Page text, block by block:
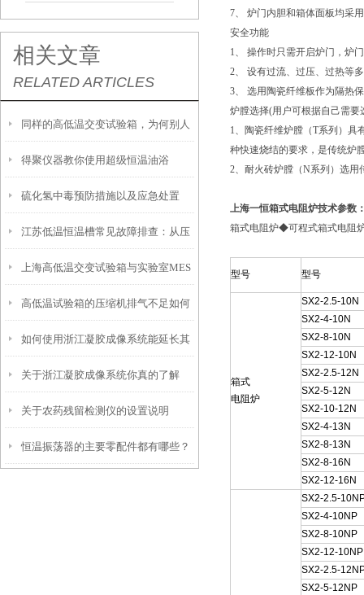
相关文章
RELATED ARTICLES
同样的高低温交变试验箱，为何别人
的使用寿命这么长？
得聚仪器教你使用超级恒温油浴
硫化氢中毒预防措施以及应急处置
江苏低温恒温槽常见故障排查：从压
缩机不启动到温度漂移
上海高低温交变试验箱与实验室MES
系统对接的实施要点
高低温试验箱的压缩机排气不足如何
解决？
如何使用浙江凝胶成像系统能延长其
使用寿命？
关于浙江凝胶成像系统你真的了解
吗？
关于农药残留检测仪的设置说明
恒温振荡器的主要零配件都有哪些？
7、 炉门内胆和箱体面板均采
安全功能
1、 操作时只需开启炉门，炉
2、 设有过流、过压、过热等
3、 选用陶瓷纤维板作为隔热
炉膛选择(用户可根据自己需要
1、陶瓷纤维炉膛（T系列）具
种快速烧结的要求，是传统炉
2、耐火砖炉膛（N系列）选用
上海一恒箱式电阻炉技术参数
箱式电阻炉◆可程式箱式电阻
型号 型号
箱式
电阻炉
SX2-2.5-10N
SX2-4-10N
SX2-8-10N
SX2-12-10N
SX2-2.5-12N
SX2-5-12N
SX2-10-12N
SX2-4-13N
SX2-8-13N
SX2-8-16N
SX2-12-16N
SX2-2.5-
SX2-4-10NP
SX2-8-10NP
SX2-12-10NP
SX2-2.5-
SX2-5-12NP